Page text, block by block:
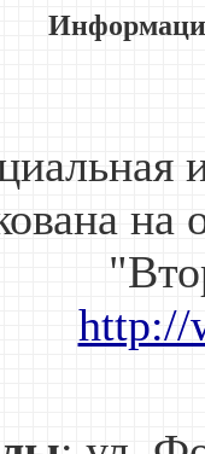
на
http://